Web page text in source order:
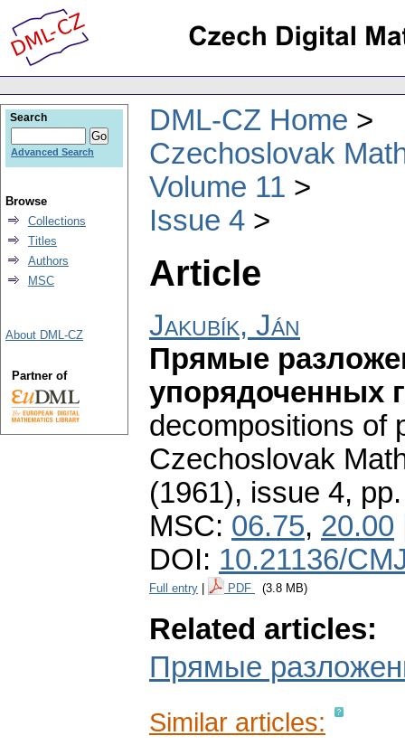
DML-CZ Home
Czechoslovak
Volume 11
Issue 4
Article
Jakubík, Ján
Прямые
упорядоченных
decompositions of
Czechoslovak
(1961), issue 4,
MSC: 06.75, 20.00
DOI: 10.21136/
Full entry PDF (3.8 MB)
Related articles:
Прямые
Similar articles:
Search
Advanced Search
Browse
Collections
Titles
Authors
MSC
About DML-CZ
Partner of